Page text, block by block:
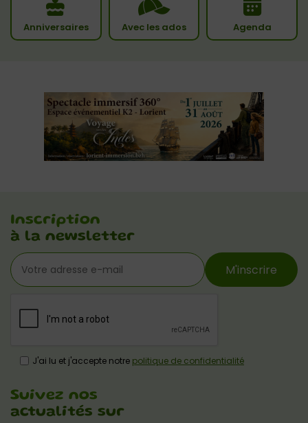
Anniversaires Avec les ados Agenda
Inscription
à la newsletter
M'inscrire
J'ai lu et j'accepte notre politique de confidentialité
Suivez nos
actualités sur